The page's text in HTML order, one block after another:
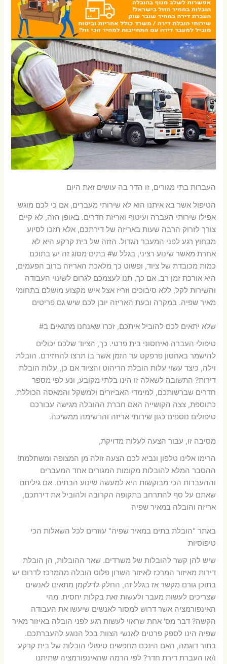
העברות בתי מגורים, זו הדר בה עושים זאת היום
הטיפול אשר בא איתנו הוא לא שירותי מעברים, אם כי לכם מוגש
אפילו שירותי העברה ועיטוף ואריזת חדרים. באופן הזה, לא קיים
צורך לזרוק הרבה שעות באריזה של דירתכם, אלא תזכו לסיוע
מבחוץ רגע לפני המעבר הגדול. הזזה של בית קרקע היא לא
אחרת מאשר שינוע רציני, בגלל ש# בתים מסוג זה יש בתוכם
כמות מכובדת של ציוד, ופשוט כך מלאכת האריזה ברוב הפעמים,
היא אורכת זמן רב. אם כך, תנו לעצמכם לגרום לשינוי העבודה
והשירות לקל, ללא סיבוכים וזריז אצל איש מקצוע מושלם בתחומי
מאיר שפיה. במקרה ובעת האריזה יובן לכם שיש גם פריטים
שלא יתאים לכם להוביל איתכם, זכרו שאנחנו מתגאים ב#
טיפולי העברה ואיחסוני בית פרטי. כך, הציוד שלכם יכולים
להישמר באחסון פרפקט עד הזמן אשר בו תרצו להחזירם. הובלת
וילה, כיצד עשוי עלות הובלת הריהוט והציוד אם כן, עלות הובלת
דירות? התשובה לשאלה זו הינו בלתי מקובע, ונע לפי מספר
חדרים שברשותכם, למימדי האביזרים ולמשקל והמאסה הכוללת.
כתוספת, צצה הקושייה האם חברת ההובלה מגישה עבורכם
טיפולים נוספים כגון שירותי אריזה והרשימה ממשיכה.
מסיבה זו, עבור הצעה לעלות מדויקת,
הרימו אלינו טלפון ונביא לכם הצעה זולה מן המצופה ומשתלמת!
ההסבר המלא להובלות מקומות המגורים אחד המעברים
וההעברות הכי מבוקשות היא למעשה שינוע הבתים. אם גיליתם
שאתם על סף להתרחב בתקופה הקרובה ולהוביל את דירתכם,
אריזה והובלה במאיר שפיה
באתר "הובלת בתים במאיר שפיה" עוזרים לכל השאלות הכי
טיפוסיות
שיש להן קשר להובלות של משרדים. שאר ההובלות, הן הובלת
דירות מאיזור המרכז לאיזור השרון פלוס הובלה מהמרכז לדרום יש
בתוכן גורם מקשר אז בגלל זה, החלק לדלקמן מתאים לאנשים
שצריכים לעשות מעבר ולעשות זאת בקלות יחסית. מהי
האינפורמציה אשר דרוש למסור לאנשים שיעשו את העבודה
הקשה? דבר מס' אחת שראוי לעשות רגע לפני הובלה באיזור מאיר
שפיה הינו לספק פרטים לאנשי הצוות בכל הנוגע להעברתכם.
בתור דוגמה, האם הינכם מחפשים טיפולי הובלות של בית קרקע
ו/או העברת דירת חדר? לפי הרמה שהאינפורמציה שתיתנו